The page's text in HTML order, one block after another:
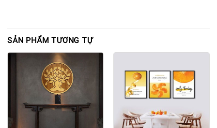
SẢN PHẨM TƯƠNG TỰ